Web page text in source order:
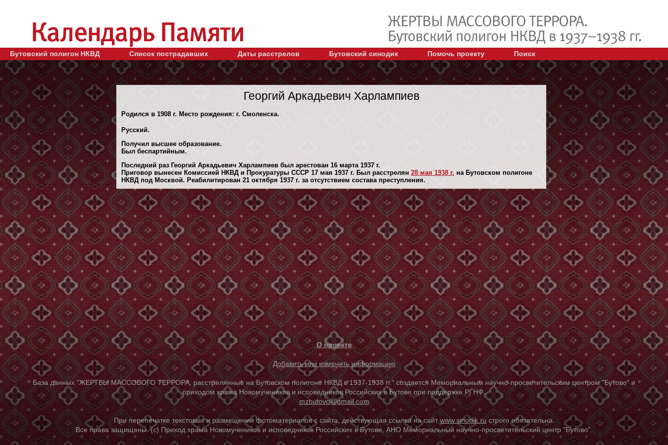
Бутовский полигон НКВД Список пострадавших Даты расстрелов Бутовский синодик Помочь проекту Поиск
Георгий Аркадьевич Харлампиев
Родился в 1908 г. Место рождения: г. Смоленска.
Русский.
Получил высшее образование.
Был беспартийным.
Последний раз Георгий Аркадьевич Харлампиев был арестован 16 марта 1937 г.
Приговор вынесен Комиссией НКВД и Прокуратуры СССР 17 мая 1937 г. Был расстрелян 28 мая 1938 г. на Бутовском полигоне
НКВД под Москвой. Реабилитирован 21 октября 1937 г. за отсутствием состава преступления.
О проекте
Добавить или изменить информацию
База данных "ЖЕРТВЫ МАССОВОГО ТЕРРОРА, расстрелянные на Бутовском полигоне НКВД в 1937-1938 гг." создается Мемориальным научно-просветительским центром "Бутово" и
приходом храма Новомучеников и исповедников Российских в Бутове при поддержке РГНФ.
mzbutovo@gmail.com
При перепечатке текстовых и размещении фотоматериалов с сайта, действующая ссылка на сайтwww.sinodik.ru строго обязательна.
Все права защищены. (с) Приход храма Новомучеников и исповедников Российских в Бутове, АНО Мемориальный научно-просветительский центр "Бутово".